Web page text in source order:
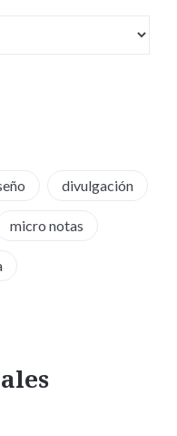
divulgación
micro notas